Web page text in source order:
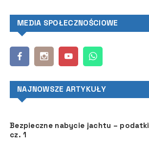
MEDIA SPOŁECZNOŚCIOWE
NAJNOWSZE ARTYKUŁY
Bezpieczne nabycie jachtu – podatki
cz. 1